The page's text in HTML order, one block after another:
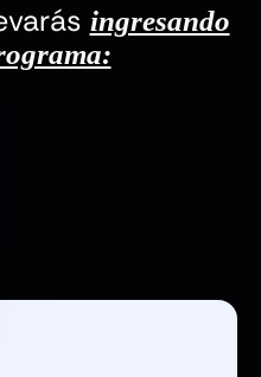
ingresando